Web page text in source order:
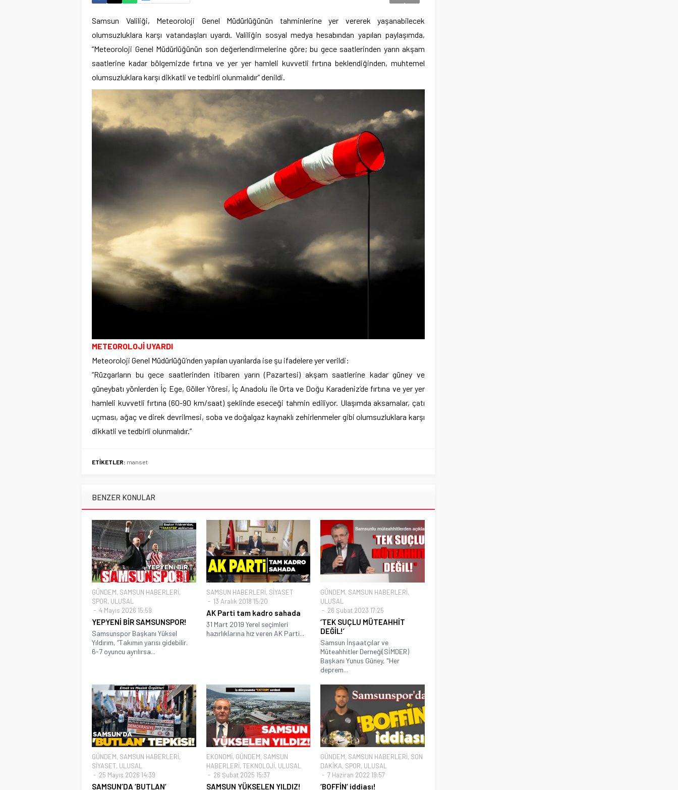
Samsun Valiliği, Meteoroloji Genel Müdürlüğünün tahminlerine yer vererek yaşanabilecek
olumsuzluklara karşı vatandaşları uyardı. Valiliğin sosyal medya hesabından yapılan paylaşımda,
“Meteoroloji Genel Müdürlüğünün son değerlendirmelerine göre; bu gece saatlerinden yarın akşam
saatlerine kadar bölgemizde fırtına ve yer yer hamleli kuvvetli fırtına beklendiğinden, muhtemel
olumsuzluklara karşı dikkatli ve tedbirli olunmalıdır” denildi.
METEOROLOJİ UYARDI
Meteoroloji Genel Müdürlüğü’nden yapılan uyarılarda ise şu ifadelere yer verildi:
“Rüzgarların bu gece saatlerinden itibaren yarın (Pazartesi) akşam saatlerine kadar güney ve
güneybatı yönlerden İç Ege, Göller Yöresi, İç Anadolu ile Orta ve Doğu Karadeniz’de fırtına ve yer yer
hamleli kuvvetli fırtına (60-90 km/saat) şeklinde eseceği tahmin ediliyor. Ulaşımda aksamalar, çatı
uçması, ağaç ve direk devrilmesi, soba ve doğalgaz kaynaklı zehirlenmeler gibi olumsuzluklara karşı
dikkatli ve tedbirli olunmalıdır.”
ETİKETLER: manset
BENZER KONULAR
GÜNDEM, SAMSUN HABERLERİ,
SPOR, ULUSAL
4 Mayıs 2026 15:59
YEPYENİ BİR SAMSUNSPOR!
Samsunspor Başkanı Yüksel
Yıldırım, “Takımın yarısı gidebilir.
6-7 oyuncu ayrılırsa...
SAMSUN HABERLERİ, SİYASET
13 Aralık 2018 15:20
AK Parti tam kadro sahada
31 Mart 2019 Yerel seçimleri
hazırlıklarına hız veren AK Parti...
GÜNDEM, SAMSUN HABERLERİ,
ULUSAL
26 Şubat 2023 17:25
‘TEK SUÇLU MÜTEAHHİT
DEĞİL!’
Samsun İnşaatçılar ve
Müteahhitler Derneği(SİMDER)
Başkanı Yunus Güney, "Her
deprem...
GÜNDEM, SAMSUN HABERLERİ,
SİYASET, ULUSAL
25 Mayıs 2026 14:39
SAMSUN’DA ‘BUTLAN’
EKONOMİ, GÜNDEM, SAMSUN
HABERLERİ, TEKNOLOJİ, ULUSAL
26 Şubat 2025 15:37
SAMSUN YÜKSELEN YILDIZ!
GÜNDEM, SAMSUN HABERLERİ, SON
DAKİKA, SPOR, ULUSAL
7 Haziran 2022 19:57
‘BOFFİN’ iddiası!